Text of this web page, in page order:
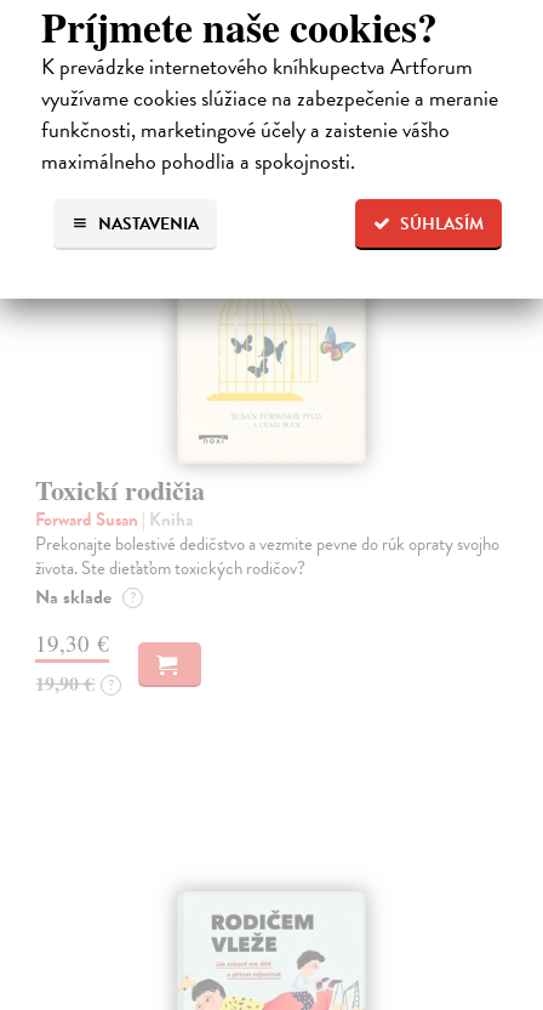
Príjmete naše cookies?
K prevádzke internetového kníhkupectva Artforum
využívame cookies slúžiace na zabezpečenie a meranie
funkčnosti, marketingové účely a zaistenie vášho
maximálneho pohodlia a spokojnosti.
SÚHLASÍM
NASTAVENIA
touto diagnózou.…
Na sklade ?
10,00 €
Toxickí rodičia
Forward Susan | Kniha
Prekonajte bolestivé dedičstvo a vezmite pevne do rúk opraty svojho
života. Ste dieťaťom toxických rodičov?
Na sklade ?
19,30 €
19,90 € ?